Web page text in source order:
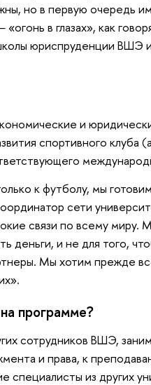
но в первую очередь
в глазах», как
юриспруденции ВШЭ
и
спортивного клуба
к футболу, мы
сети
связи по всему миру.
деньги, и не для того,
Мы хотим прежде
программе?
сотрудников ВШЭ,
и права, к
специалисты из других